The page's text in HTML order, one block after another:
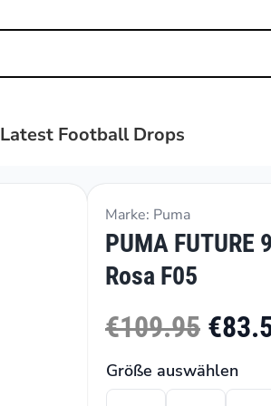
Latest Football Drops
Marke: Puma
PUMA FUTURE
Rosa F05
€109.95
Größe auswählen